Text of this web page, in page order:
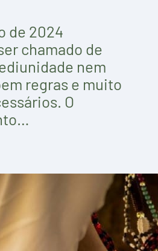
de 2024
chamado de
nem
regras e muito
O